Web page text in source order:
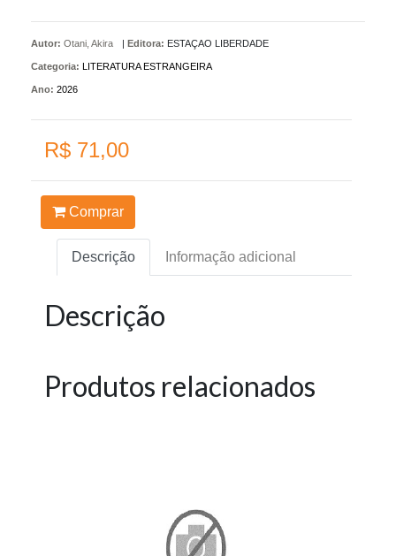
Autor: Otani, Akira | Editora: ESTAÇAO LIBERDADE
Categoria: LITERATURA ESTRANGEIRA
Ano: 2026
R$ 71,00
Comprar
Descrição Informação adicional
Descrição
Produtos relacionados